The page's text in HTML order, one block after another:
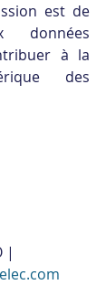
est de
données
à la
des
|